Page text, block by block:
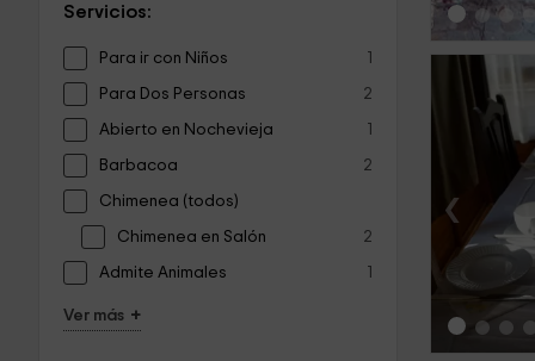
Servicios:
Para ir con Niños 1
Para Dos Personas 2
Abierto en Nochevieja 1
Barbacoa 2
Chimenea (todos)
Chimenea en Salón 2
Admite Animales 1
Ver más +
‹